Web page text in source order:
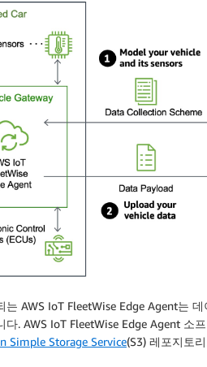
는 AWS IoT FleetWise Edge Agent는
다. AWS IoT FleetWise Edge Agent 소
Simple Storage Service(S3) 레포지토